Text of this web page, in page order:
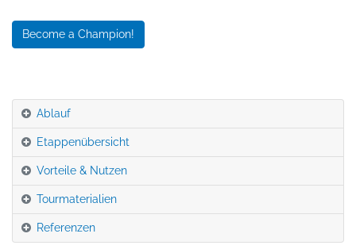
Become a Champion!
Ablauf
Etappenübersicht
Vorteile & Nutzen
Tourmaterialien
Referenzen